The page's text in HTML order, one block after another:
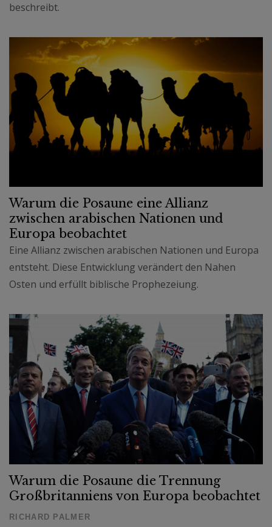
beschreibt.
Warum die Posaune eine Allianz
zwischen arabischen Nationen und
Europa beobachtet
Eine Allianz zwischen arabischen Nationen und Europa
entsteht. Diese Entwicklung verändert den Nahen
Osten und erfüllt biblische Prophezeiung.
Warum die Posaune die Trennung
Großbritanniens von Europa beobachtet
RICHARD PALMER